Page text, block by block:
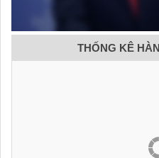
THỐNG KÊ